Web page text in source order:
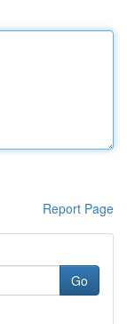
Report Page
Go